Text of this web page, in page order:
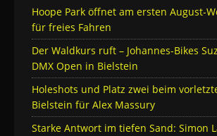
Hoope Park öffnet am ersten August-
für freies Fahren
Der Waldkurs ruft – Johannes-Bikes
DMX Open in Bielstein
Holeshots und Platz zwei beim
Bielstein für Alex Massury
Starke Antwort im tiefen Sand: Simon